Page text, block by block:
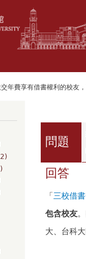
年費享有借書權利的校友
問題
回答
「三校借
包含校友
大、台科